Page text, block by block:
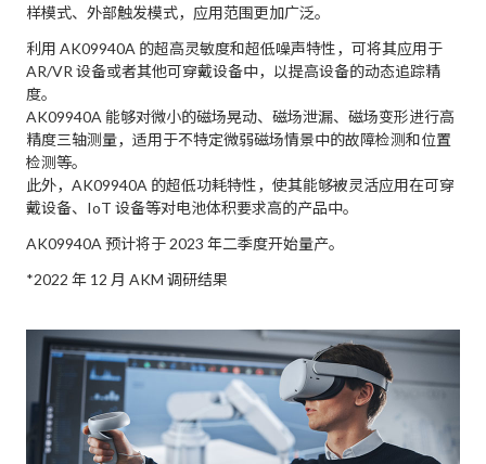
样模式、外部触发模式，应用范围更加广泛。
利用 AK09940A 的超高灵敏度和超低噪声特性，可将其应用于
AR/VR 设备或者其他可穿戴设备中，以提高设备的动态追踪精
度。
AK09940A 能够对微小的磁场晃动、磁场泄漏、磁场变形进行高
精度三轴测量，适用于不特定微弱磁场情景中的故障检测和位置
检测等。
此外，AK09940A 的超低功耗特性，使其能够被灵活应用在可穿
戴设备、IoT 设备等对电池体积要求高的产品中。
AK09940A 预计将于 2023 年二季度开始量产。
*2022 年 12 月 AKM 调研结果